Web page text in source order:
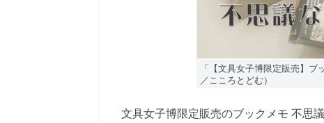
「【文具女子博限定販売】
／こころとどむ）
文具女子博限定販売のブックメモ 不思